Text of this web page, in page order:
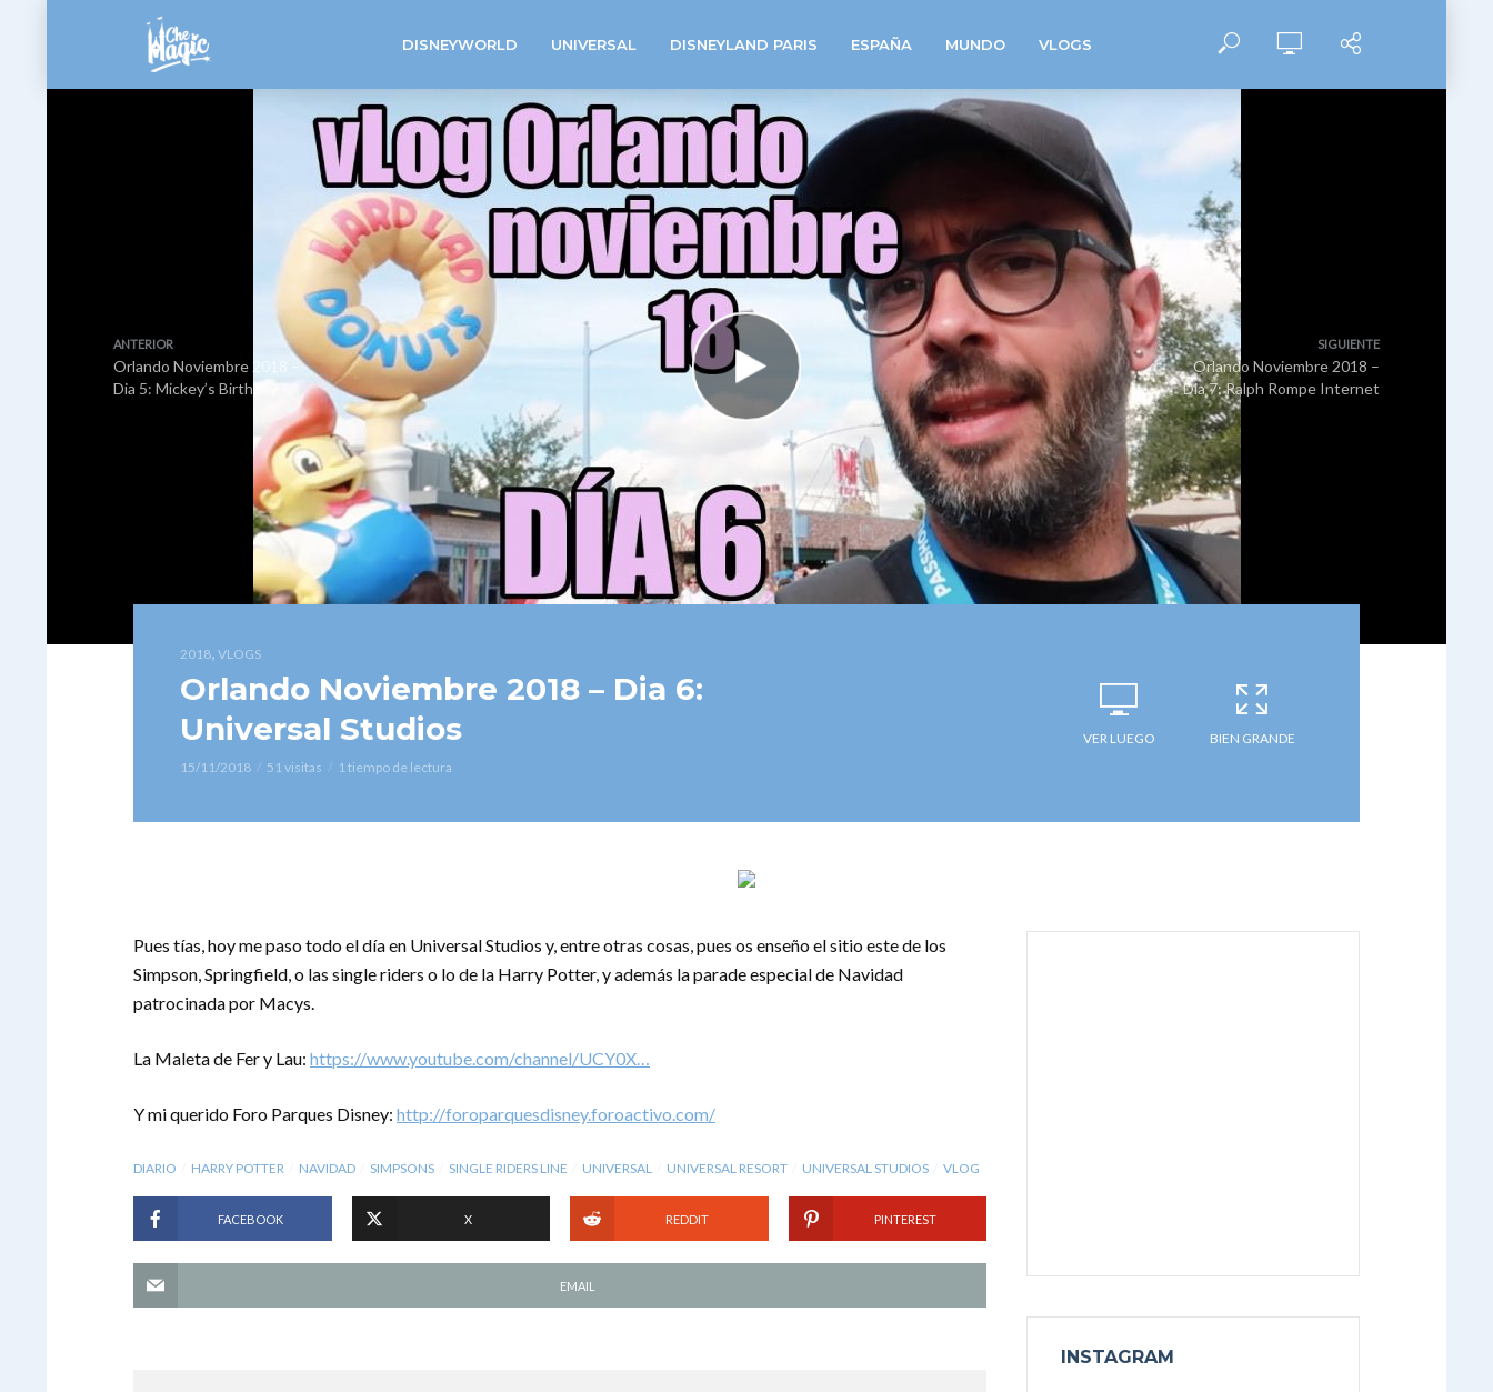
DISNEYWORLD UNIVERSAL DISNEYLAND PARIS ESPAÑA MUNDO VLOGS
ANTERIOR
Orlando Noviembre 2018 –
Dia 5: Mickey’s Birthday
SIGUIENTE
Orlando Noviembre 2018 –
Dia 7: Ralph Rompe Internet
2018, VLOGS
Orlando Noviembre 2018 – Dia 6:
Universal Studios
15/11/2018 51 visitas 1 tiempo de lectura
VER LUEGO BIEN GRANDE
Pues tías, hoy me paso todo el día en Universal Studios y, entre otras cosas, pues os enseño el sitio este de los
Simpson, Springfield, o las single riders o lo de la Harry Potter, y además la parade especial de Navidad
patrocinada por Macys.
La Maleta de Fer y Lau: https://www.youtube.com/channel/UCY0X…
Y mi querido Foro Parques Disney: http://foroparquesdisney.foroactivo.com/
DIARIO HARRY POTTER NAVIDAD SIMPSONS SINGLE RIDERS LINE UNIVERSAL UNIVERSAL RESORT UNIVERSAL STUDIOS VLOG
FACEBOOK X REDDIT PINTEREST
EMAIL
INSTAGRAM